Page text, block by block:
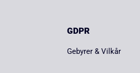
GDPR
Gebyrer & Vilkår